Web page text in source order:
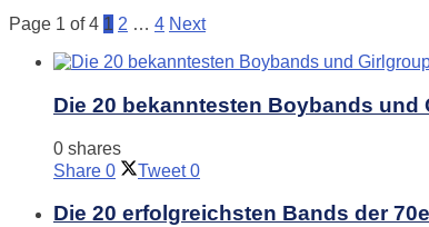
Page 1 of 4 1 2 … 4 Next
Die 20 bekanntesten Boybands und
0 shares
Share 0 Tweet 0
Die 20 erfolgreichsten Bands der